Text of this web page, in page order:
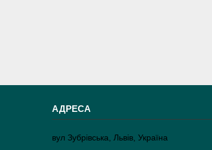
вул Зубрівська, Львів, Україна